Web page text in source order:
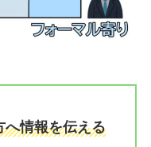
へ情報を伝える